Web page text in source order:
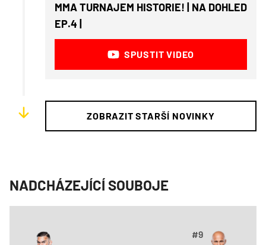
MMA TURNAJEM HISTORIE! | NA DOHLED
EP.4 |
SPUSTIT VIDEO
ZOBRAZIT STARŠÍ NOVINKY
NADCHÁZEJÍCÍ SOUBOJE
#9